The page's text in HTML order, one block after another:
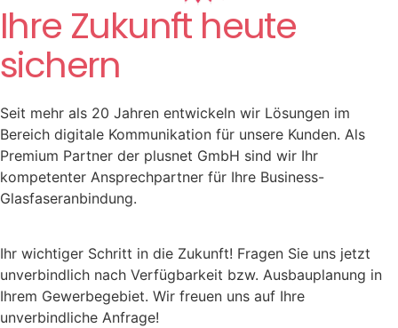
Ihre Zukunft heute
sichern
Seit mehr als 20 Jahren entwickeln wir Lösungen im
Bereich digitale Kommunikation für unsere Kunden. Als
Premium Partner der plusnet GmbH sind wir Ihr
kompetenter Ansprechpartner für Ihre Business-
Glasfaseranbindung.
Ihr wichtiger Schritt in die Zukunft! Fragen Sie uns jetzt
unverbindlich nach Verfügbarkeit bzw. Ausbauplanung in
Ihrem Gewerbegebiet. Wir freuen uns auf Ihre
unverbindliche Anfrage!